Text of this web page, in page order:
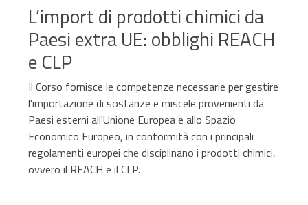
L’import di prodotti chimici da
Paesi extra UE: obblighi REACH
e CLP
Il Corso fornisce le competenze necessarie per gestire
l'importazione di sostanze e miscele provenienti da
Paesi esterni all'Unione Europea e allo Spazio
Economico Europeo, in conformità con i principali
regolamenti europei che disciplinano i prodotti chimici,
ovvero il REACH e il CLP.